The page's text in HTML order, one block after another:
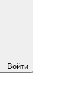
Войти